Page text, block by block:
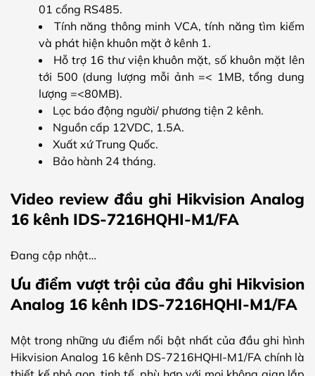
01 cổng RS485.
Tính năng thông minh VCA, tính năng tìm kiếm
và phát hiện khuôn mặt ở kênh 1.
Hỗ trợ 16 thư viện khuôn mặt, số khuôn mặt lên
tới 500 (dung lượng mỗi ảnh =< 1MB, tổng dung
lượng =<80MB).
Lọc báo động người/ phương tiện 2 kênh.
Nguồn cấp 12VDC, 1.5A.
Xuất xứ Trung Quốc.
Bảo hành 24 tháng.
Video review đầu ghi Hikvision Analog
16 kênh IDS-7216HQHI-M1/FA
Đang cập nhật…
Ưu điểm vượt trội của đầu ghi Hikvision
Analog 16 kênh IDS-7216HQHI-M1/FA
Một trong những ưu điểm nổi bật nhất của đầu ghi hình
Hikvision Analog 16 kênh DS-7216HQHI-M1/FA chính là